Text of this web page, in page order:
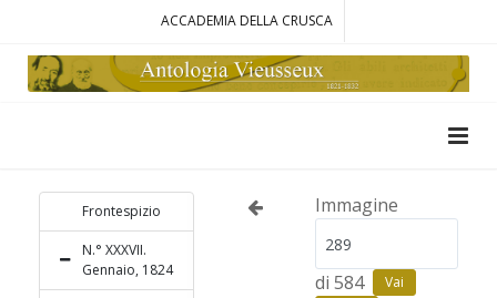
ACCADEMIA DELLA CRUSCA
Frontespizio
N.° XXXVII.
Gennaio, 1824
Immagine
di 584
Vai